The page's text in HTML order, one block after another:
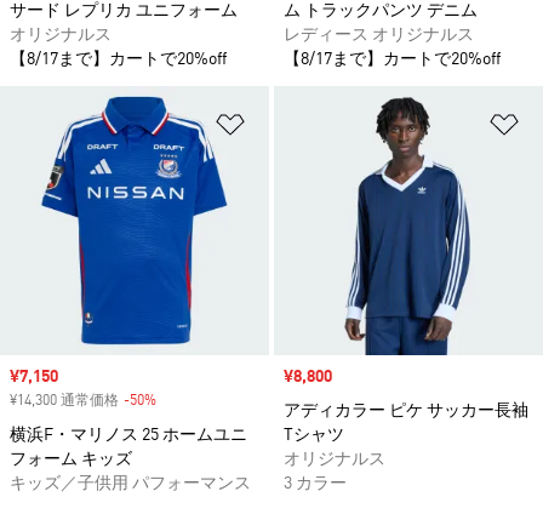
サード レプリカ ユニフォーム
オリジナルス
【8/17まで】カートで20%off
ム トラックパンツ デニム
レディース オリジナルス
【8/17まで】カートで20%off
ほしいものリストに追加
セール価格
¥7,150
¥14,300 通常価格 -50%
横浜F・マリノス 25 ホームユニ
フォーム キッズ
キッズ／子供用 パフォーマンス
セール価格
¥8,800
アディカラー ピケ サッカー長袖
Tシャツ
オリジナルス
3 カラー